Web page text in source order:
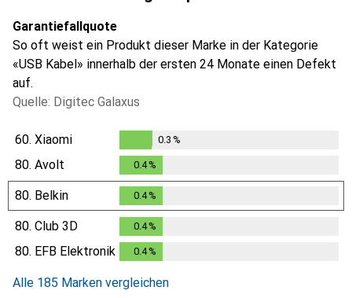
Garantiefallquote
So oft weist ein Produkt dieser Marke in der Kategorie
«USB Kabel» innerhalb der ersten 24 Monate einen Defekt
auf.
Quelle: Digitec Galaxus
60. Xiaomi
0.3%
0.3 %
80. Avolt 0.4%
80. Belkin 0.4%
80. Club 3D 0.4%
80. EFB Elektronik 0.4%
Alle 185 Marken vergleichen